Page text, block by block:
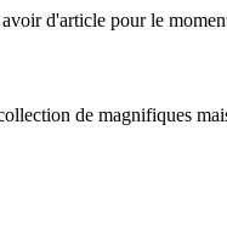
d'article pour le
de magnifiques